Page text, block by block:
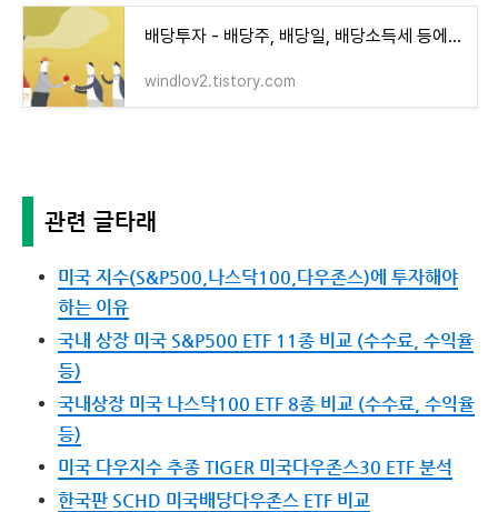
배당투자 - 배당주, 배당일, 배당소득세 등에 대하여 알아보자
windlov2.tistory.com
관련 글타래
미국 지수(S&P500,나스닥100,다우존스)에 투자해야
하는 이유
국내 상장 미국 S&P500 ETF 11종 비교 (수수료, 수익율
등)
국내상장 미국 나스닥100 ETF 8종 비교 (수수료, 수익율
등)
미국 다우지수 추종 TIGER 미국다우존스30 ETF 분석
한국판 SCHD 미국배당다우존스 ETF 비교